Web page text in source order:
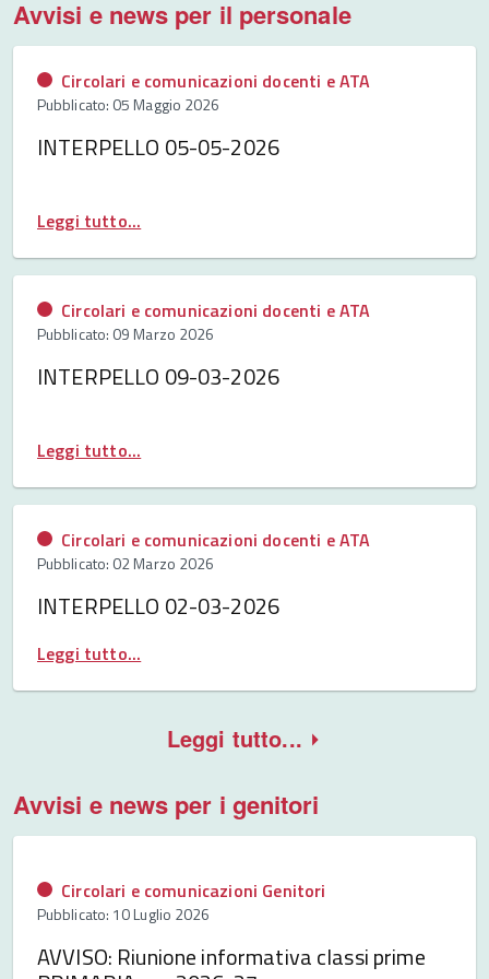
Avvisi e news per il personale
Circolari e comunicazioni docenti e ATA
Pubblicato: 05 Maggio 2026
INTERPELLO 05-05-2026
Leggi tutto...
Circolari e comunicazioni docenti e ATA
Pubblicato: 09 Marzo 2026
INTERPELLO 09-03-2026
Leggi tutto...
Circolari e comunicazioni docenti e ATA
Pubblicato: 02 Marzo 2026
INTERPELLO 02-03-2026
Leggi tutto...
Leggi tutto...
Avvisi e news per i genitori
Circolari e comunicazioni Genitori
Pubblicato: 10 Luglio 2026
AVVISO: Riunione informativa classi prime